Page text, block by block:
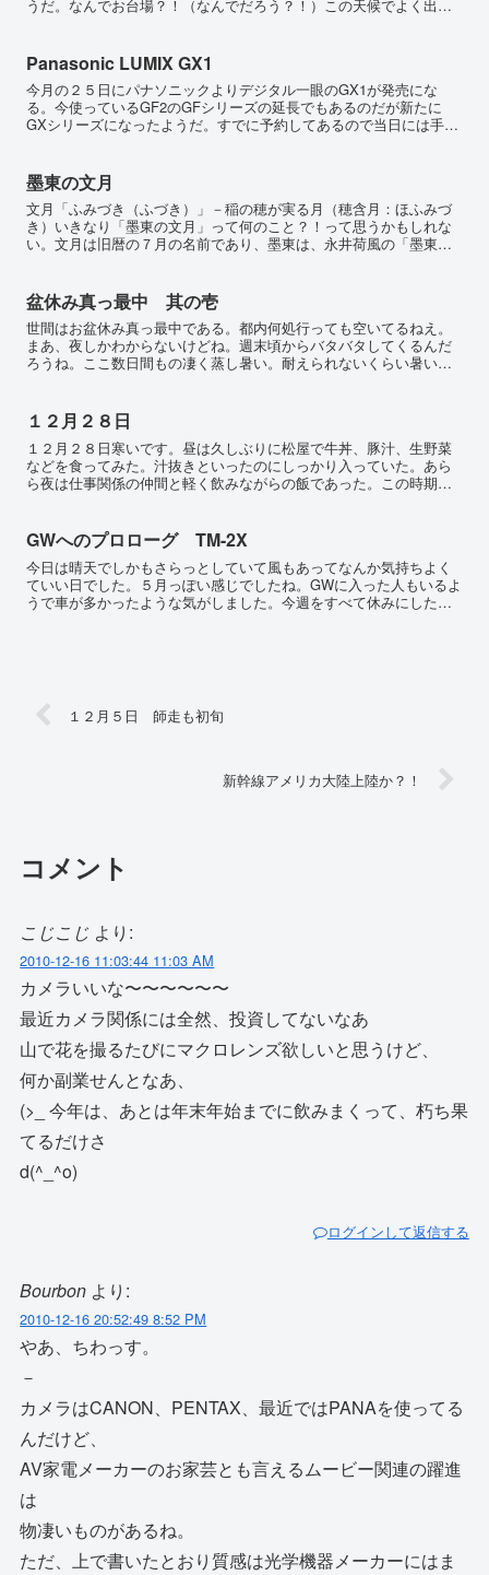
うだ。なんでお台場？！（なんでだろう？！）この天候でよく出か
Panasonic LUMIX GX1
今月の２５日にパナソニックよりデジタル一眼のGX1が発売にな
る。今使っているGF2のGFシリーズの延長でもあるのだが新たに
GXシリーズになったようだ。すでに予約してあるので当日には手に
墨東の文月
文月「ふみづき（ふづき）」－稲の穂が実る月（穂含月：ほふみづ
き）いきなり「墨東の文月」って何のこと？！って思うかもしれな
い。文月は旧暦の７月の名前であり、墨東は、永井荷風の「墨東綺
盆休み真っ最中 其の壱
世間はお盆休み真っ最中である。都内何処行っても空いてるねえ。
まあ、夜しかわからないけどね。週末頃からバタバタしてくるんだ
ろうね。ここ数日間もの凄く蒸し暑い。耐えられないくらい暑い
１２月２８日
１２月２８日寒いです。昼は久しぶりに松屋で牛丼、豚汁、生野菜
などを食ってみた。汁抜きといったのにしっかり入っていた。あら
ら夜は仕事関係の仲間と軽く飲みながらの飯であった。この時期鍋
GWへのプロローグ TM-2X
今日は晴天でしかもさらっとしていて風もあってなんか気持ちよく
ていい日でした。５月っぽい感じでしたね。GWに入った人もいるよ
うで車が多かったような気がしました。今週をすべて休みにした人
１２月５日 師走も初旬
新幹線アメリカ大陸上陸か？！
コメント
こじこじ より:
2010-12-16 11:03:44 11:03 AM
カメラいいな〜〜〜〜〜〜
最近カメラ関係には全然、投資してないなあ
山で花を撮るたびにマクロレンズ欲しいと思うけど、
何か副業せんとなあ、
(>_ 今年は、あとは年末年始までに飲みまくって、朽ち果
てるだけさ
d(^_^o)
ログインして返信する
Bourbon より:
2010-12-16 20:52:49 8:52 PM
やあ、ちわっす。
－
カメラはCANON、PENTAX、最近ではPANAを使ってる
んだけど、
AV家電メーカーのお家芸とも言えるムービー関連の躍進
は
物凄いものがあるね。
ただ、上で書いたとおり質感は光学機器メーカーにはま